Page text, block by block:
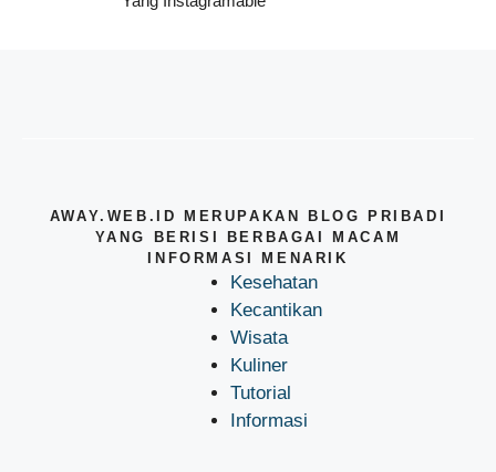
AWAY.WEB.ID MERUPAKAN BLOG PRIBADI
YANG BERISI BERBAGAI MACAM
INFORMASI MENARIK
Kesehatan
Kecantikan
Wisata
Kuliner
Tutorial
Informasi